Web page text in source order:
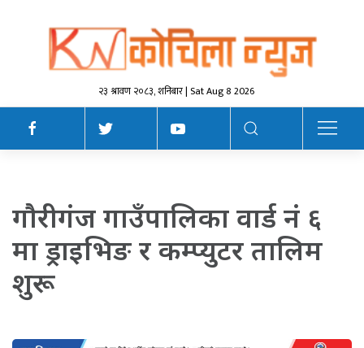
२३ श्रावण २०८३, शनिबार | Sat Aug 8 2026
गाैरीगंज गाउँपालिका वार्ड नं ६
मा ड्राइभिङ र कम्प्युटर तालिम
शुरू